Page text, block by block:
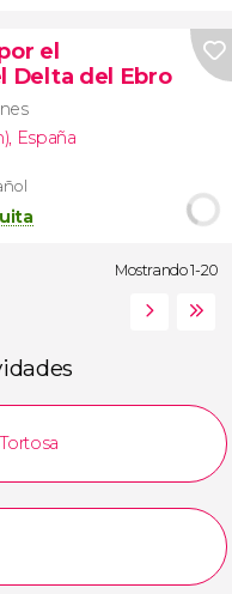
el
Delta del Ebro
, España
Mostrando 1-20